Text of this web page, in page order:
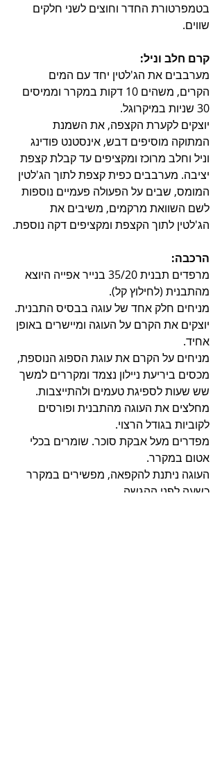
בטמפרטורת החדר וחוצים לשני חלקים
שווים.
קרם חלב וניל:
מערבבים את הג'לטין יחד עם המים
הקרים, משהים 10 דקות במקרר וממיסים
30 שניות במיקרוגל.
יוצקים לקערת הקצפה, את השמנת
המתוקה מוסיפים דבש, אינסטנט פודינג
וניל וחלב מרוכז ומקציפים עד קבלת קצפת
יציבה. מערבבים כפית קצפת לתוך הג'לטין
המומס, שבים על הפעולה פעמיים נוספות
לשם השוואת מרקמים, משיבים את
הג'לטין לתוך הקצפת ומקציפים דקה נוספת.
הרכבה:
מרפדים תבנית 35/20 בנייר אפייה היוצא
מהתבנית (לחילוץ קל).
מניחים חלק אחד של עוגה בבסיס התבנית.
יוצקים את הקרם על העוגה ומיישרים באופן
אחיד.
מניחים על הקרם את עוגת הספוג הנוספת,
מכסים ביריעת ניילון נצמד ומקררים למשך
שש שעות לספיגת טעמים ולהתייצבות.
מחלצים את העוגה מהתבנית ופורסים
לקוביות בגודל הרצוי.
מפדרים מעל אבקת סוכר. שומרים בכלי
אטום במקרר.
העוגה ניתנת להקפאה, מפשירים במקרר
כשעה לפני ההגשה.